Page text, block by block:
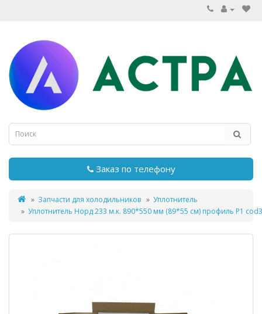
Заказ по телефону
Запчасти для холодильников
Уплотнитель
Уплотнитель Норд 233 м.к. 890*550 мм (89*55 см) профиль P1